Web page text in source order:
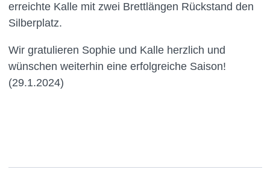
erreichte Kalle mit zwei Brettlängen Rückstand den
Silberplatz.
Wir gratulieren Sophie und Kalle herzlich und
wünschen weiterhin eine erfolgreiche Saison!
(29.1.2024)